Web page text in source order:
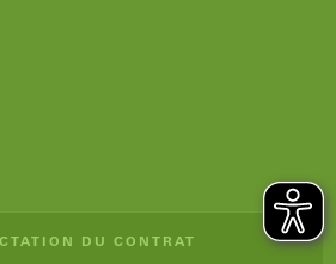
DU CONTRAT